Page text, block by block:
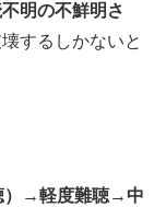
明の不鮮明さ
するしかないと
）→軽度難聴→中